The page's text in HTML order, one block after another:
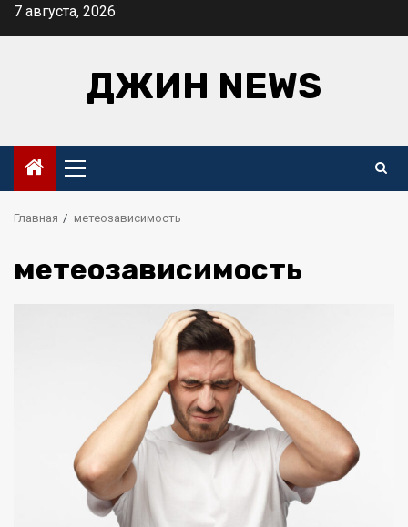
Перейти
7 августа, 2026
ДЖИН NEWS
Основное
меню
Главная метеозависимость
метеозависимость